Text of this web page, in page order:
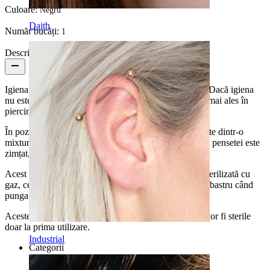
Daith
Industrial
Culoare:Negru
Număr bucăți: 1
Descriere
Igiena joacă un rol crucial în industria piercing-urilor. Dacă igiena
nu este excelentă, există un risc ridicat să te infectezi, mai ales în
piercing-urile noi - și nu vream ca asta să se întâmple.
În poza alăturată poți vedea o pereche de pensete făcute dintr-o
mixtură de fibră de sticlă și plastic. Interiorul capătului pensetei este
zimțat, oferind o prindere mai bună.
Acest produs este va fi trimis într-o pungă sigilată și sterilizată cu
gaz, ceea ce include o notă cu un indicator care este albastru când
punga este sterilă.
Aceste pensete pot fi folosite mai mult de o dată, dar vor fi sterile
doar la prima utilizare.
Categorii